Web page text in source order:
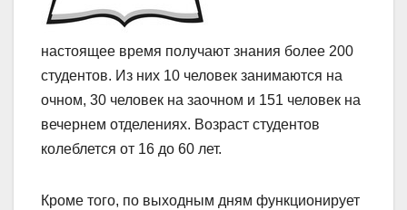
настоящее время получают знания более 200
студентов. Из них 10 человек занимаются на
очном, 30 человек на заочном и 151 человек на
вечернем отделениях. Возраст студентов
колеблется от 16 до 60 лет.
Кроме того, по выходным дням функционирует